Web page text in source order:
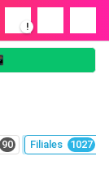
!
90 Filiales 1027